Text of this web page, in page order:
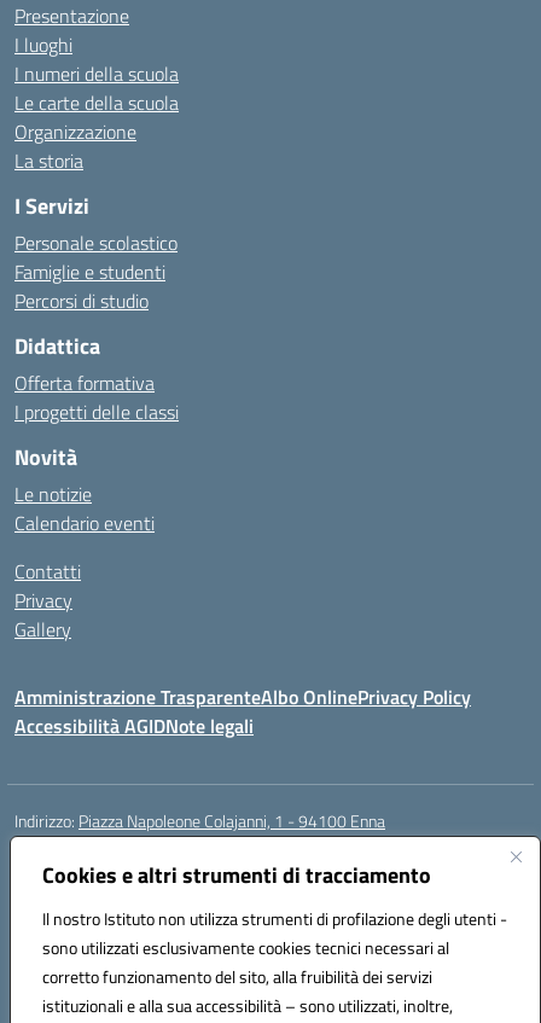
Cookies e altri strumenti di tracciamento
Il nostro Istituto non utilizza strumenti di profilazione degli utenti -
sono utilizzati esclusivamente cookies tecnici necessari al
corretto funzionamento del sito, alla fruibilità dei servizi
istituzionali e alla sua accessibilità – sono utilizzati, inoltre,
Presentazione
I luoghi
I numeri della scuola
Le carte della scuola
Organizzazione
La storia
I Servizi
Personale scolastico
Famiglie e studenti
Percorsi di studio
Didattica
Offerta formativa
I progetti delle classi
Novità
Le notizie
Calendario eventi
Contatti
Privacy
Gallery
Amministrazione TrasparenteAlbo OnlinePrivacy Policy
Accessibilità AGIDNote legali
Indirizzo: Piazza Napoleone Colajanni, 1 - 94100 Enna
Centralino:
Posta elettronica certificata (PEC):enic81500a@pec.istruzione.it
Codice fiscale: 91049500860
Codice meccanografico:enic81500a
Codice Indice delle Pubbliche Amministrazioni (IPA): istsc_enic81500a
Codice unico di fatturazione (CUF): UFIB1Z